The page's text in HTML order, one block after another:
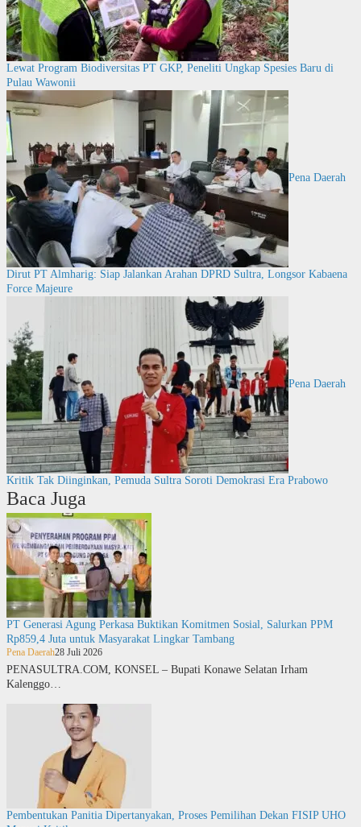
Lewat Program Biodiversitas PT GKP, Peneliti Ungkap Spesies Baru di
Pulau Wawonii
Pena Daerah
Dirut PT Almharig: Siap Jalankan Arahan DPRD Sultra, Longsor Kabaena
Force Majeure
Pena Daerah
Kritik Tak Diinginkan, Pemuda Sultra Soroti Demokrasi Era Prabowo
Baca Juga
PT Generasi Agung Perkasa Buktikan Komitmen Sosial, Salurkan PPM
Rp859,4 Juta untuk Masyarakat Lingkar Tambang
Pena Daerah28 Juli 2026
PENASULTRA.COM, KONSEL – Bupati Konawe Selatan Irham
Kalenggo…
Pembentukan Panitia Dipertanyakan, Proses Pemilihan Dekan FISIP UHO